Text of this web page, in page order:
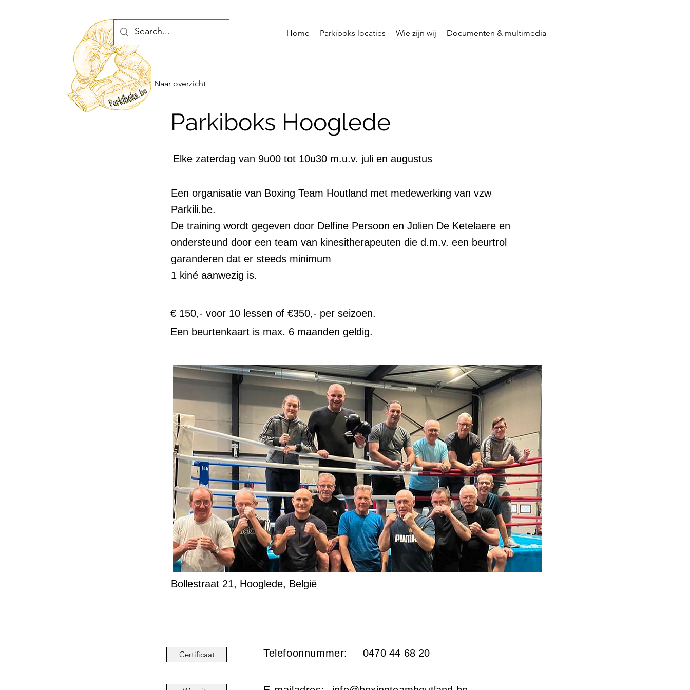
Home Parkiboks locaties Wie zijn wij Documenten & multimedia
Naar overzicht
Parkiboks Hooglede
Elke zaterdag van 9u00 tot 10u30 m.u.v. juli en augustus
Een organisatie van Boxing Team Houtland met medewerking van vzw
Parkili.be.
De training wordt gegeven door Delfine Persoon en Jolien De Ketelaere en
ondersteund door een team van kinesitherapeuten die d.m.v. een beurtrol
garanderen dat er steeds minimum
1 kiné aanwezig is.
€ 150,- voor 10 lessen of €350,- per seizoen.
Een beurtenkaart is max. 6 maanden geldig.
Bollestraat 21, Hooglede, België
Certificaat Telefoonnummer: 0470 44 68 20